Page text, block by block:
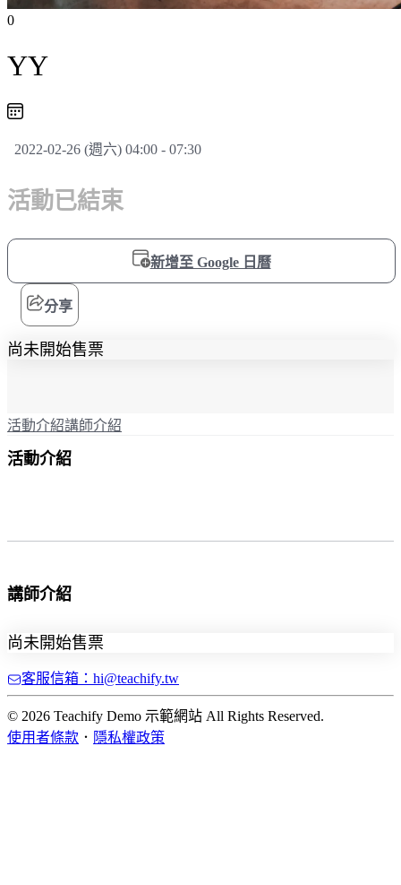
0
YY
2022-02-26 (週六) 04:00 - 07:30
活動已結束
新增至 Google 日曆
分享
尚未開始售票
活動介紹講師介紹
活動介紹
講師介紹
尚未開始售票
客服信箱：hi@teachify.tw
© 2026 Teachify Demo 示範網站 All Rights Reserved.
使用者條款 ． 隱私權政策